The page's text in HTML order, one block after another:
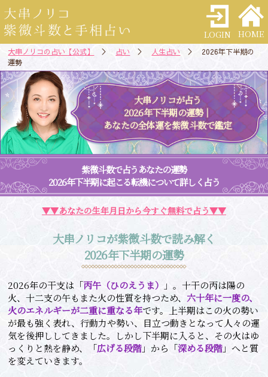
LOGIN HOME
大串ノリコの占い【公式】 ＞ 占い ＞ 人生占い ＞ 2026年下半期の
運勢
大串ノリコが占う
2026年下半期の運勢｜
あなたの全体運を紫微斗数で鑑定
紫微斗数で占うあなたの運勢
2026年下半期に起こる転機について詳しく占う
▼▼あなたの生年月日から今すぐ無料で占う▼▼
大串ノリコが紫微斗数で読み解く
2026年下半期の運勢
2026年の干支は「丙午（ひのえうま）
」。十干の丙は陽の
火、十二支の午もまた火の性質を持つため、六十年に一度の、
火のエネルギーが二重に重なる年です。上半期はこの火の勢い
が最も強く表れ、行動力や勢い、目立つ動きとなって人々の運
気を後押ししてきました。しかし下半期に入ると、その火はゆ
っくりと熱を静め、「広げる段階」から「深める段階」へと質
を変えていきます。